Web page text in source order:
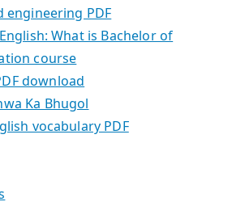
engineering PDF
What is Bachelor of
course
download
Ka Bhugol
vocabulary PDF